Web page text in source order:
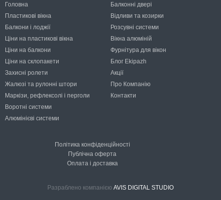
Головна
Пластикові вікна
Балкони і лоджії
Ціни на пластикові вікна
Ціни на балкони
Ціни на склопакети
Захисні ролети
Жалюзі та рулонні штори
Маркізи, рефлексолі і перголи
Воротні системи
Алюмінієві системи
Балконні двері
Відливи та козирки
Розсувні системи
Вікна алюміній
Фурнітура для вікон
Блог Ekipazh
Акції
Про Компанію
Контакти
Політика конфіденційності
Публічна оферта
Оплата і доставка
Разраблено компанією AVIS DIGITAL STUDIO